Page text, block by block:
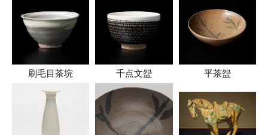
刷毛目茶垸 千点文盌 平茶盌